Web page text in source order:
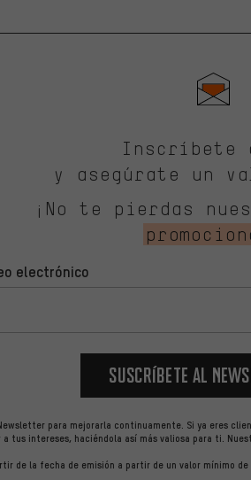
Inscríbete
y asegúrate un
¡No te pierdas
electrónico
Suscríbete al
para mejorarla continuamente. Si ya eres
tus intereses, haciéndola así más valiosa para ti.
de la fecha de emisión a partir de un valor mínimo